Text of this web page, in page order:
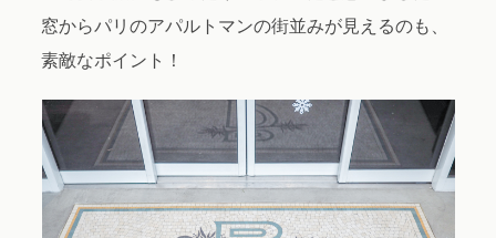
窓からパリのアパルトマンの街並みが見えるのも、
素敵なポイント！